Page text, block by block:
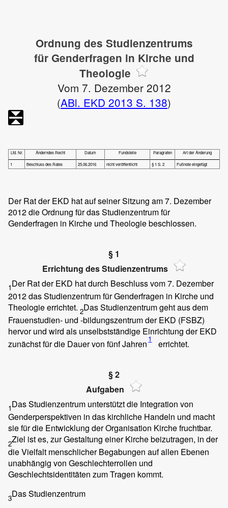
Ordnung des Studienzentrums
für Genderfragen in Kirche und
Theologie
Vom 7. Dezember 2012
(ABl. EKD 2013 S. 138)
Lfd. Nr. Änderndes Recht Datum Fundstelle Paragrafen Art der Änderung
1 Beschluss des Rates 25.06.2016 nicht veröffentlicht § 1 S. 2 Fußnote eingefügt
Der Rat der EKD hat auf seiner Sitzung am 7. Dezember
2012 die Ordnung für das Studienzentrum für
Genderfragen in Kirche und Theologie beschlossen.
§ 1
Errichtung des Studienzentrums
1Der Rat der EKD hat durch Beschluss vom 7. Dezember
2012 das Studienzentrum für Genderfragen in Kirche und
Theologie errichtet. 2Das Studienzentrum geht aus dem
Frauenstudien- und -bildungszentrum der EKD (FSBZ)
hervor und wird als unselbstständige Einrichtung der EKD
zunächst für die Dauer von fünf Jahren 1 errichtet.
§ 2
Aufgaben
1Das Studienzentrum unterstützt die Integration von
Genderperspektiven in das kirchliche Handeln und macht
sie für die Entwicklung der Organisation Kirche fruchtbar.
2Ziel ist es, zur Gestaltung einer Kirche beizutragen, in der
die Vielfalt menschlicher Begabungen auf allen Ebenen
unabhängig von Geschlechterrollen und
Geschlechtsidentitäten zum Tragen kommt.
3Das Studienzentrum